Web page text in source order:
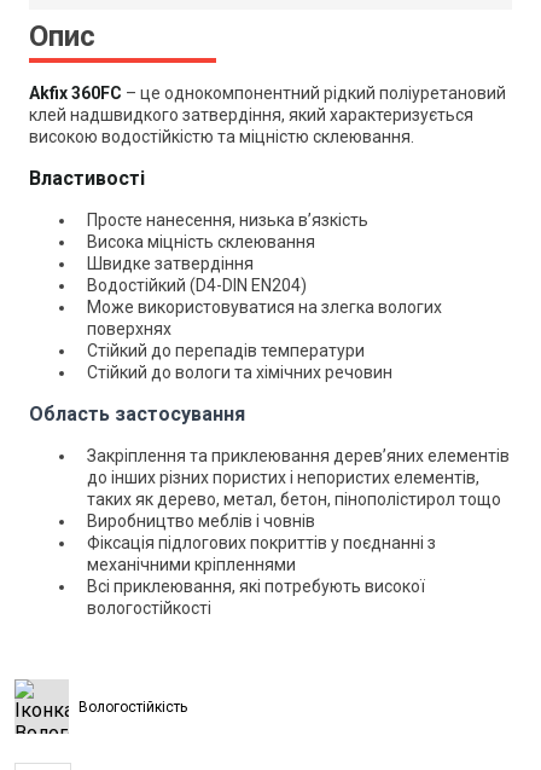
Опис
Akfix 360FC – це однокомпонентний рідкий поліуретановий
клей надшвидкого затвердіння, який характеризується
високою водостійкістю та міцністю склеювання.
Властивості
Просте нанесення, низька в’язкість
Висока міцність склеювання
Швидке затвердіння
Водостійкий (D4-DIN EN204)
Може використовуватися на злегка вологих
поверхнях
Стійкий до перепадів температури
Стійкий до вологи та хімічних речовин
Область застосування
Закріплення та приклеювання дерев’яних елементів
до інших різних пористих і непористих елементів,
таких як дерево, метал, бетон, пінополістирол тощо
Виробництво меблів і човнів
Фіксація підлогових покриттів у поєднанні з
механічними кріпленнями
Всі приклеювання, які потребують високої
вологостійкості
Вологостійкість